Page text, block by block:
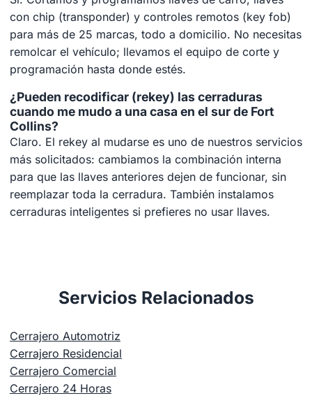
con chip (transponder) y controles remotos (key fob)
para más de 25 marcas, todo a domicilio. No necesitas
remolcar el vehículo; llevamos el equipo de corte y
programación hasta donde estés.
¿Pueden recodificar (rekey) las cerraduras
cuando me mudo a una casa en el sur de Fort
Collins?
Claro. El rekey al mudarse es uno de nuestros servicios
más solicitados: cambiamos la combinación interna
para que las llaves anteriores dejen de funcionar, sin
reemplazar toda la cerradura. También instalamos
cerraduras inteligentes si prefieres no usar llaves.
Servicios Relacionados
Cerrajero Automotriz
Cerrajero Residencial
Cerrajero Comercial
Cerrajero 24 Horas